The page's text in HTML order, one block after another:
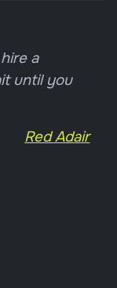
a
until you
Red Adair